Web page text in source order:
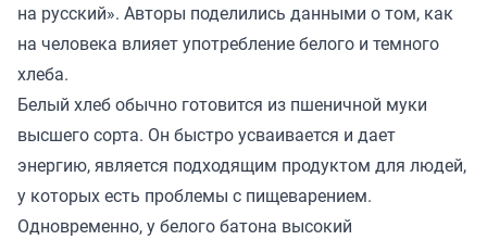
на русский». Авторы поделились данными о том, как
на человека влияет употребление белого и темного
хлеба.
Белый хлеб обычно готовится из пшеничной муки
высшего сорта. Он быстро усваивается и дает
энергию, является подходящим продуктом для людей,
у которых есть проблемы с пищеварением.
Одновременно, у белого батона высокий